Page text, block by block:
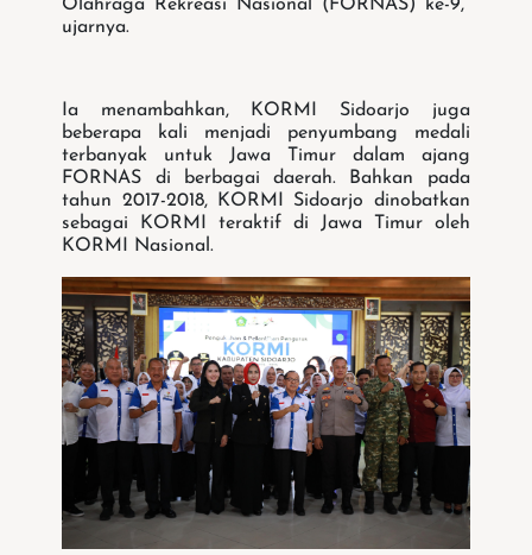
Olahraga Rekreasi Nasional (FORNAS) ke-9,”
ujarnya.
Ia menambahkan, KORMI Sidoarjo juga
beberapa kali menjadi penyumbang medali
terbanyak untuk Jawa Timur dalam ajang
FORNAS di berbagai daerah. Bahkan pada
tahun 2017-2018, KORMI Sidoarjo dinobatkan
sebagai KORMI teraktif di Jawa Timur oleh
KORMI Nasional.